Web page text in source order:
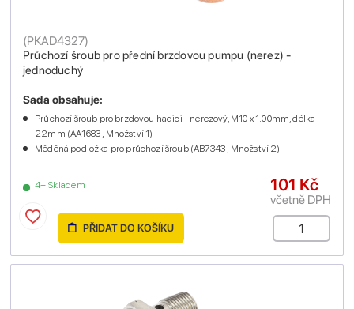
Průchozí šroub pro přední brzdovou pumpu (nerez) -
jednoduchý
(PKAD4327)
4+ Skladem
Sada obsahuje:
Průchozí šroub pro brzdovou hadici - nerezový, M10 x 1.00mm, délka
22mm (AA1683 , Množství 1)
Měděná podložka pro průchozí šroub (AB7343 , Množství 2)
101 Kč
včetně DPH
PŘIDAT DO KOŠÍKU